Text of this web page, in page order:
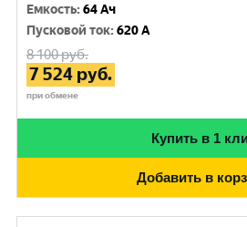
Емкость:64 Ач
Пусковой ток:620 A
8 100руб.
7 524 руб.
при обмене
Купить в 1
Добавить в